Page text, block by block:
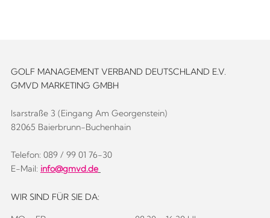
GOLF MANAGEMENT VERBAND DEUTSCHLAND E.V.
GMVD MARKETING GMBH
Isarstraße 3 (Eingang Am Georgenstein)
82065 Baierbrunn-Buchenhain
Telefon: 089 / 99 01 76-30
E-Mail: info@gmvd.de
WIR SIND FÜR SIE DA: